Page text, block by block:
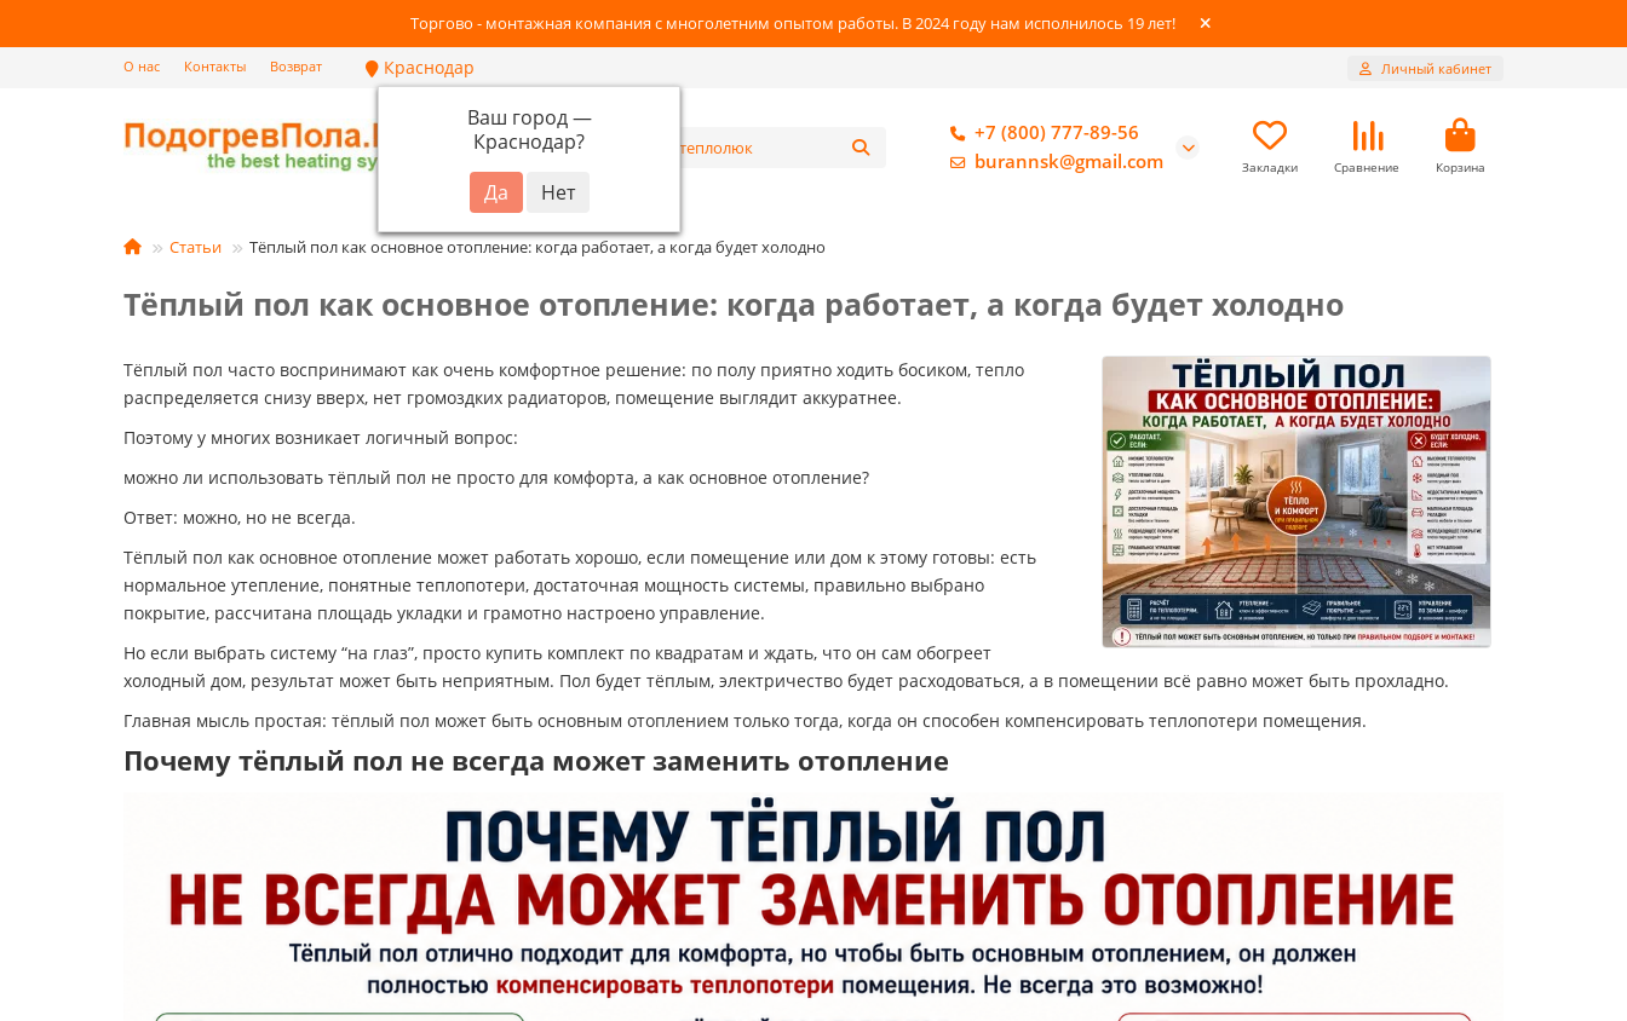
Торгово - монтажная компания с многолетним опытом работы. В 2024 году нам исполнилось 19 лет!
О нас Контакты Возврат Краснодар
Ваш город —
Краснодар?
Личный кабинет
Каталог
+7 (800) 777-89-56
burannsk@gmail.com
Закладки Сравнение Корзина
Статьи Тёплый пол как основное отопление: когда работает, а когда будет холодно
Тёплый пол как основное отопление: когда работает, а когда будет холодно
Тёплый пол часто воспринимают как очень комфортное решение: по полу приятно ходить босиком, тепло
распределяется снизу вверх, нет громоздких радиаторов, помещение выглядит аккуратнее.
Поэтому у многих возникает логичный вопрос:
можно ли использовать тёплый пол не просто для комфорта, а как основное отопление?
Ответ: можно, но не всегда.
Тёплый пол как основное отопление может работать хорошо, если помещение или дом к этому готовы: есть
нормальное утепление, понятные теплопотери, достаточная мощность системы, правильно выбрано
покрытие, рассчитана площадь укладки и грамотно настроено управление.
Но если выбрать систему “на глаз”, просто купить комплект по квадратам и ждать, что он сам обогреет
холодный дом, результат может быть неприятным. Пол будет тёплым, электричество будет расходоваться, а в помещении всё равно может быть прохладно.
Главная мысль простая: тёплый пол может быть основным отоплением только тогда, когда он способен компенсировать теплопотери помещения.
Почему тёплый пол не всегда может заменить отопление